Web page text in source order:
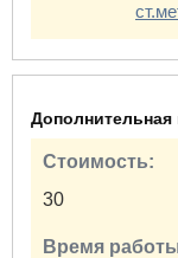
Стоимость:
30
Время